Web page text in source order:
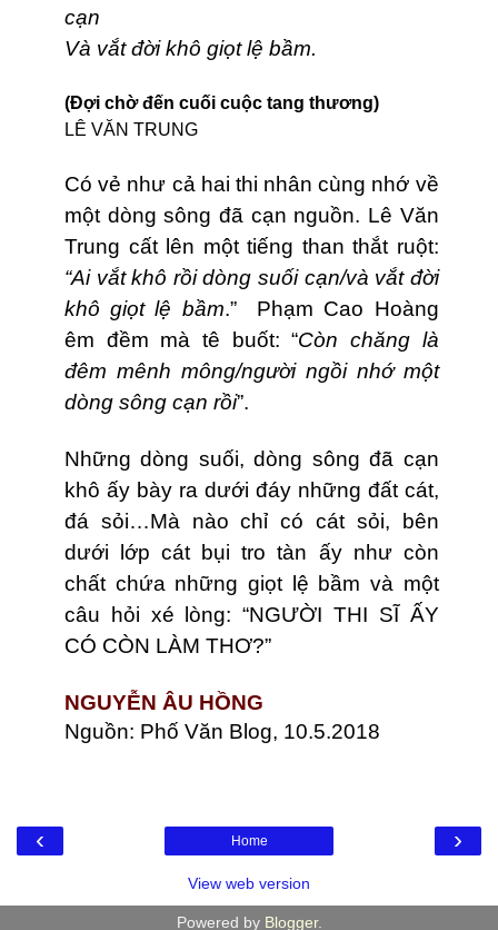
cạn
Và vắt đời khô giọt lệ bầm.
(Đợi chờ đến cuối cuộc tang thương)
LÊ VĂN TRUNG
Có vẻ như cả hai thi nhân cùng nhớ về
một dòng sông đã cạn nguồn. Lê Văn
Trung cất lên một tiếng than thắt ruột:
“Ai vắt khô rồi dòng suối cạn/và vắt đời
khô giọt lệ bầm.” Phạm Cao Hoàng
êm đềm mà tê buốt: “Còn chăng là
đêm mênh mông/người ngồi nhớ một
dòng sông cạn rồi”.
Những dòng suối, dòng sông đã cạn
khô ấy bày ra dưới đáy những đất cát,
đá sỏi…Mà nào chỉ có cát sỏi, bên
dưới lớp cát bụi tro tàn ấy như còn
chất chứa những giọt lệ bầm và một
câu hỏi xé lòng: “NGƯỜI THI SĨ ẤY
CÓ CÒN LÀM THƠ?”
NGUYỄN ÂU HỒNG
Nguồn: Phố Văn Blog, 10.5.2018
‹ ›
Home
View web version
Powered by Blogger.